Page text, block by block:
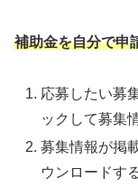
補助金を自分で申
応募したい募
ックして募集
募集情報が掲
ウンロードす